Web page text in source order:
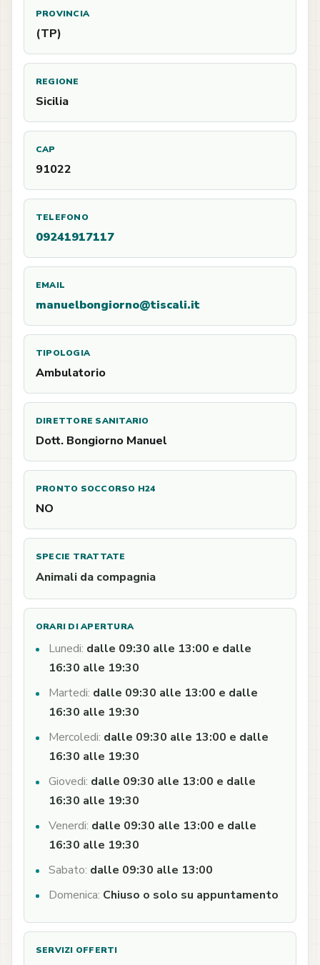
PROVINCIA
(TP)
REGIONE
Sicilia
CAP
91022
TELEFONO
09241917117
EMAIL
manuelbongiorno@tiscali.it
TIPOLOGIA
Ambulatorio
DIRETTORE SANITARIO
Dott. Bongiorno Manuel
PRONTO SOCCORSO H24
NO
SPECIE TRATTATE
Animali da compagnia
ORARI DI APERTURA
Lunedi: dalle 09:30 alle 13:00 e dalle
16:30 alle 19:30
Martedi: dalle 09:30 alle 13:00 e dalle
16:30 alle 19:30
Mercoledi: dalle 09:30 alle 13:00 e dalle
16:30 alle 19:30
Giovedi: dalle 09:30 alle 13:00 e dalle
16:30 alle 19:30
Venerdi: dalle 09:30 alle 13:00 e dalle
16:30 alle 19:30
Sabato: dalle 09:30 alle 13:00
Domenica: Chiuso o solo su appuntamento
SERVIZI OFFERTI